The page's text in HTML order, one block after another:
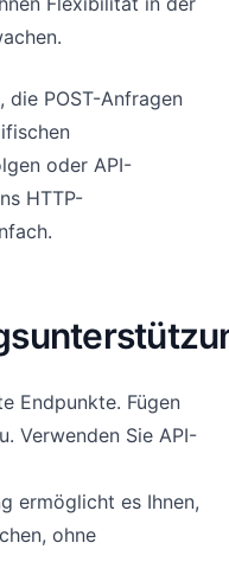
die POST-Anfragen
oder API-
HTTP-
Endpunkte. Fügen
Verwenden Sie API-
ermöglicht es Ihnen,
ohne